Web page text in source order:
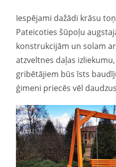
Iespējami dažādi krāsu
Pateicoties šūpoļu
konstrukcijām un solam
atzveltnes daļas
gribētājiem būs īsts
ģimeni priecēs vēl